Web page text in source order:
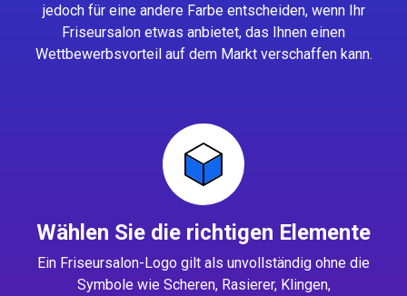
jedoch für eine andere Farbe entscheiden, wenn Ihr
Friseursalon etwas anbietet, das Ihnen einen
Wettbewerbsvorteil auf dem Markt verschaffen kann.
Wählen Sie die richtigen Elemente
Ein Friseursalon-Logo gilt als unvollständig ohne die
Symbole wie Scheren, Rasierer, Klingen,